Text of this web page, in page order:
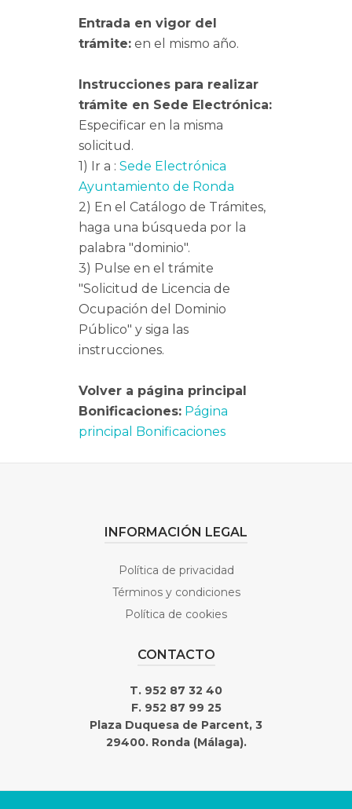
Entrada en vigor del
trámite: en el mismo año.
Instrucciones para realizar
trámite en Sede Electrónica:
Especificar en la misma
solicitud.
1) Ir a :Sede Electrónica
Ayuntamiento de Ronda
2) En el Catálogo de Trámites,
haga una búsqueda por la
palabra "dominio".
3) Pulse en el trámite
"Solicitud de Licencia de
Ocupación del Dominio
Público" y siga las
instrucciones.
Volver a página principal
Bonificaciones: Página
principal Bonificaciones
INFORMACIÓN LEGAL
Política de privacidad
Términos y condiciones
Política de cookies
CONTACTO
T. 952 87 32 40
F. 952 87 99 25
Plaza Duquesa de Parcent, 3
29400. Ronda (Málaga).